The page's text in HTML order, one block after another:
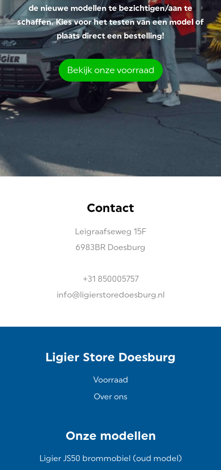
de nieuwe modellen te bezichtigen/aan te
schaffen. Kies voor het testen van een model of
plaats direct een bestelling!
Bekijk onze voorraad
Contact
Leigraafseweg 15F
6983BR Doesburg
+31 850005757
info@ligierstoredoesburg.nl
Ligier Store Doesburg
Voorraad
Over ons
Onze modellen
Ligier JS50 brommobiel (oud model)